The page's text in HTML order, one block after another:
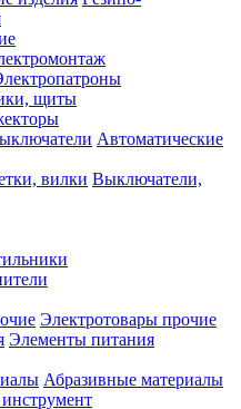
щиты
Автоматические
Выключатели,
Электротовары прочие
Элементы питания
Абразивные материалы